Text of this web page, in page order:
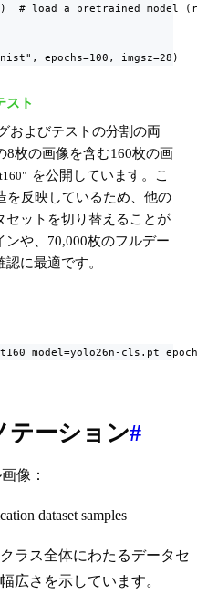
# load a pretrained model
epochs=100, imgsz=28)
スト
およびテストの分割の両
8枚の画像を含む160枚の画
を公開しています。こ
を反映しているため、他の
セットを切り替えることが
や、70,000枚のフルデー
に最適です。
model=yolo26n-cls.pt
テーション#
像：
ラス全体にわたるデータセ
広さを示しています。